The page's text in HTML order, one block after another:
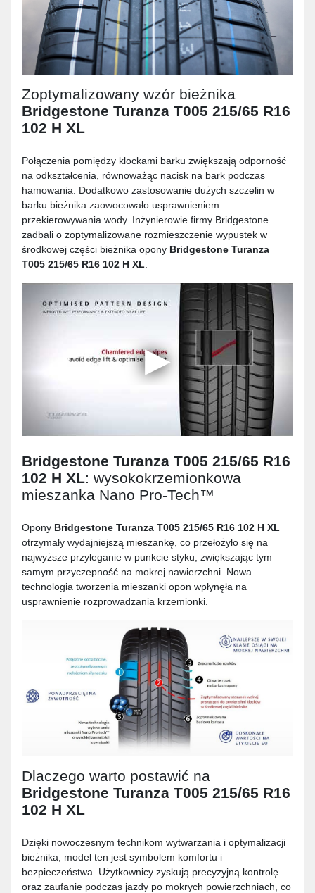
Zoptymalizowany wzór bieżnika
Bridgestone Turanza T005 215/65 R16
102 H XL
Połączenia pomiędzy klockami barku zwiększają odporność
na odkształcenia, równoważąc nacisk na bark podczas
hamowania. Dodatkowo zastosowanie dużych szczelin w
barku bieżnika zaowocowało usprawnieniem
przekierowywania wody. Inżynierowie firmy Bridgestone
zadbali o zoptymalizowane rozmieszczenie wypustek w
środkowej części bieżnika opony Bridgestone Turanza
T005 215/65 R16 102 H XL
Bridgestone Turanza T005 215/65 R16
102 H XL: wysokokrzemionkowa
mieszanka Nano Pro-Tech™
Opony Bridgestone Turanza T005 215/65 R16 102 H XL
otrzymały wydajniejszą mieszankę, co przełożyło się na
najwyższe przyleganie w punkcie styku, zwiększając tym
samym przyczepność na mokrej nawierzchni. Nowa
technologia tworzenia mieszanki opon wpłynęła na
usprawnienie rozprowadzania krzemionki.
Dlaczego warto postawić na
Bridgestone Turanza T005 215/65 R16
102 H XL
Dzięki nowoczesnym technikom wytwarzania i optymalizacji
bieżnika, model ten jest symbolem komfortu i
bezpieczeństwa. Użytkownicy zyskują precyzyjną kontrolę
oraz zaufanie podczas jazdy po mokrych powierzchniach, co